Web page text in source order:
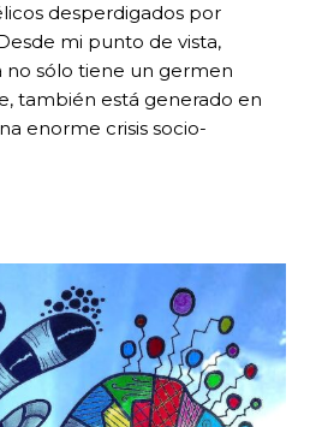
desperdigados por
mi punto de vista,
sólo tiene un germen
también está generado en
enorme crisis socio-